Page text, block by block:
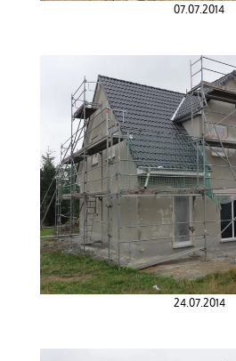
07.07.2014
24.07.2014